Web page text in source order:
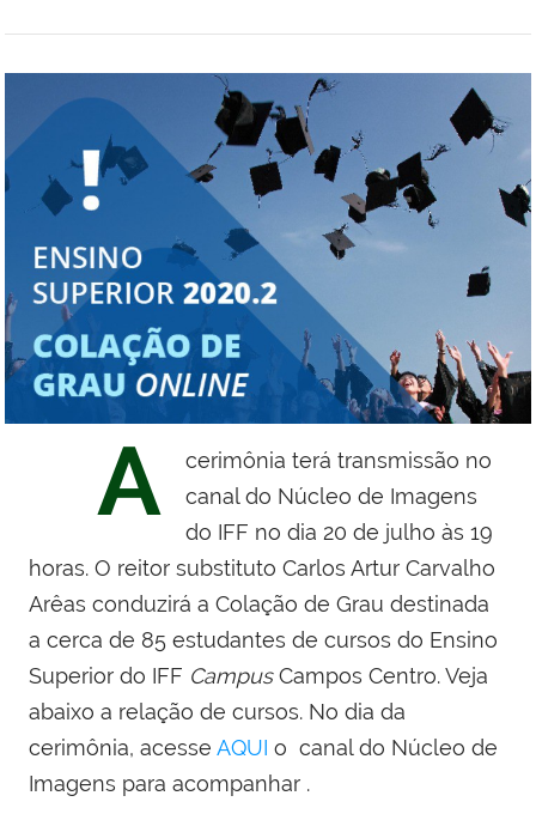
A
cerimônia terá transmissão no
canal do Núcleo de Imagens
do IFF no dia 20 de julho às 19
horas. O reitor substituto Carlos Artur Carvalho
Arêas conduzirá a Colação de Grau destinada
a cerca de 85 estudantes de cursos do Ensino
Superior do IFF CampusCampos Centro. Veja
abaixo a relação de cursos. No dia da
cerimônia, acesse AQUI o canal do Núcleo de
Imagens para acompanhar .